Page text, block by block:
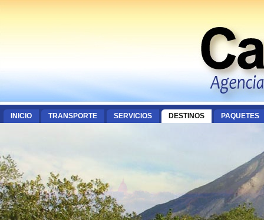
INICIO TRANSPORTE SERVICIOS DESTINOS PAQUETES